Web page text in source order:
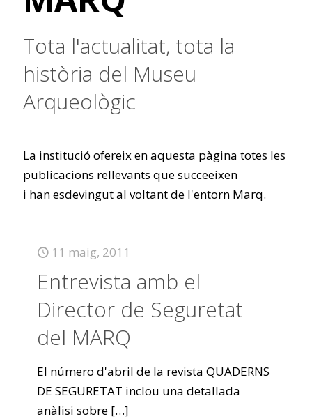
Tota l'actualitat, tota la
història del Museu
Arqueològic
La institució ofereix en aquesta pàgina totes les
publicacions rellevants que succeeixen
i han esdevingut al voltant de l'entorn Marq.
11 maig, 2011
Entrevista amb el
Director de Seguretat
del MARQ
El número d'abril de la revista QUADERNS
DE SEGURETAT inclou una detallada
anàlisi sobre […]